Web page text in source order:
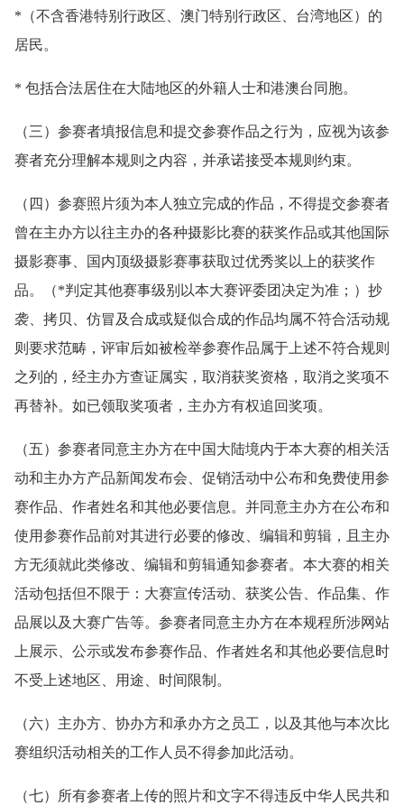
*（不含香港特别行政区、澳门特别行政区、台湾地区）的
居民。
* 包括合法居住在大陆地区的外籍人士和港澳台同胞。
（三）参赛者填报信息和提交参赛作品之行为，应视为该参
赛者充分理解本规则之内容，并承诺接受本规则约束。
（四）参赛照片须为本人独立完成的作品，不得提交参赛者
曾在主办方以往主办的各种摄影比赛的获奖作品或其他国际
摄影赛事、国内顶级摄影赛事获取过优秀奖以上的获奖作
品。（*判定其他赛事级别以本大赛评委团决定为准；）抄
袭、拷贝、仿冒及合成或疑似合成的作品均属不符合活动规
则要求范畴，评审后如被检举参赛作品属于上述不符合规则
之列的，经主办方查证属实，取消获奖资格，取消之奖项不
再替补。如已领取奖项者，主办方有权追回奖项。
（五）参赛者同意主办方在中国大陆境内于本大赛的相关活
动和主办方产品新闻发布会、促销活动中公布和免费使用参
赛作品、作者姓名和其他必要信息。并同意主办方在公布和
使用参赛作品前对其进行必要的修改、编辑和剪辑，且主办
方无须就此类修改、编辑和剪辑通知参赛者。本大赛的相关
活动包括但不限于：大赛宣传活动、获奖公告、作品集、作
品展以及大赛广告等。参赛者同意主办方在本规程所涉网站
上展示、公示或发布参赛作品、作者姓名和其他必要信息时
不受上述地区、用途、时间限制。
（六）主办方、协办方和承办方之员工，以及其他与本次比
赛组织活动相关的工作人员不得参加此活动。
（七）所有参赛者上传的照片和文字不得违反中华人民共和